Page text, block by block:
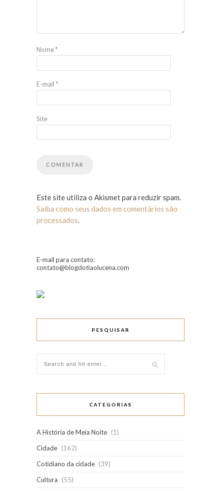
Nome*
E-mail *
Site
Este site utiliza o Akismet para reduzir spam.
Saiba como seus dados em comentários são
processados.
E-mail para contato:
contato@blogdotiaolucena.com
PESQUISAR
CATEGORIAS
A História de Meia Noite (1)
Cidade (162)
Cotidiano da cidade (39)
Cultura
(55)